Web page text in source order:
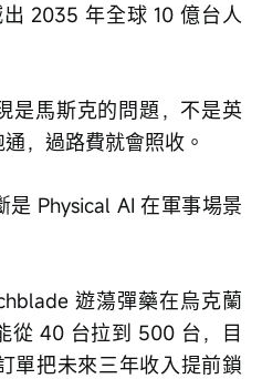
2035 年全球 10 億台人
是馬斯克的問題，不是英
，過路費就會照收。
Physical AI 在軍事場景
遊蕩彈藥在烏克蘭
從 40 台拉到 500 台，目
單把未來三年收入提前鎖